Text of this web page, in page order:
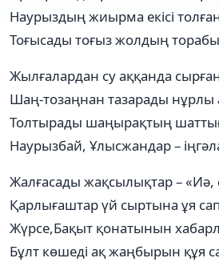
Наурыздың жиырма екісі
Тоғысады тоғыз жолдың
Жылғалардан су аққанда
Шаң-тозаңнан тазарады нұрлы
Толтырады шаңырақтың
Наурызбай, Ұлысжандар –
Жалғасады жақсылықтар – «Иә,
Қарлығаштар үй сыртына ұя
Жүрсе,Бақыт қонатынын
Бұлт көшеді ақ жаңбырын құя